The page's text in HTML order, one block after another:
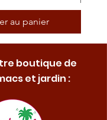
au panier
boutique de
et jardin :